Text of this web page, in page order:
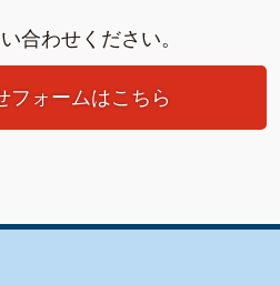
合わせください。
フォームはこちら